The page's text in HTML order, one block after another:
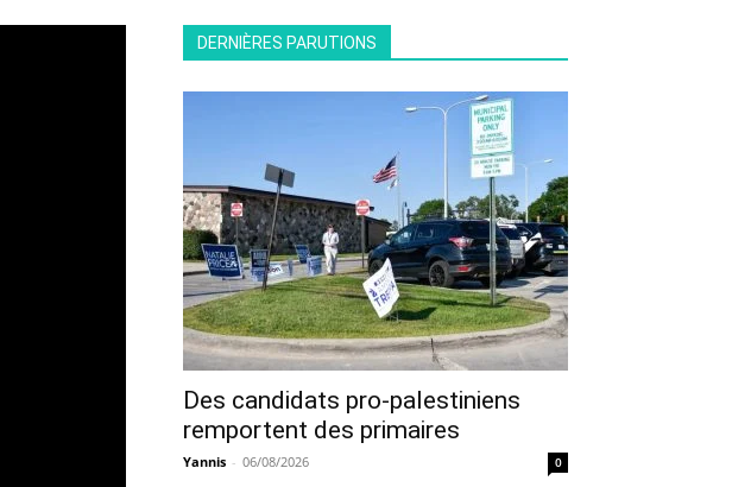
DERNIÈRES PARUTIONS
Des candidats pro-palestiniens
remportent des primaires
Yannis - 06/08/2026 0